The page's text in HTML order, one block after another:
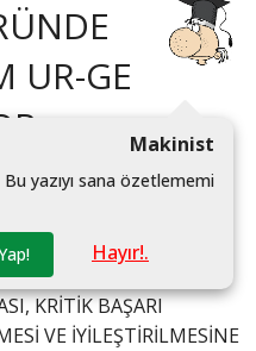
UR-GE
Makinist
Bu yazıyı sana özetlememi
Hayır!.
MAKİNE
ÖZELİNDE KARBON
KRİTİK BAŞARI
VE İYİLEŞTİRİLMESİNE